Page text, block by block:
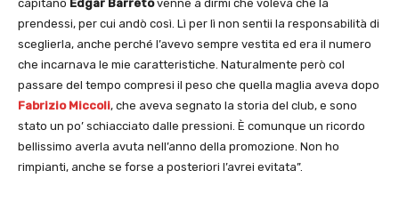
capitano Edgar Barretovenne a dirmi che voleva che la
prendessi, per cui andò così. Lì per lì non sentii la responsabilità di
sceglierla, anche perché l’avevo sempre vestita ed era il numero
che incarnava le mie caratteristiche. Naturalmente però col
passare del tempo compresi il peso che quella maglia aveva dopo
Fabrizio Miccoli, che aveva segnato la storia del club, e sono
stato un po’ schiacciato dalle pressioni. È comunque un ricordo
bellissimo averla avuta nell’anno della promozione. Non ho
rimpianti, anche se forse a posteriori l’avrei evitata”.